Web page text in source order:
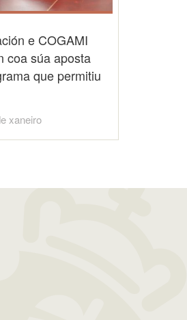
e COGAMI
coa súa aposta
que permitiu
xaneiro